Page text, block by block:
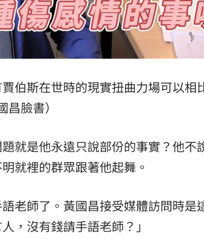
伯斯在世時的現實扭曲力場可以相
臉書）
就是他永遠只說部份的事實？他不
就裡的群眾跟著他起舞。
老師了。黃國昌接受媒體訪問時是
，沒有錢請手語老師？」